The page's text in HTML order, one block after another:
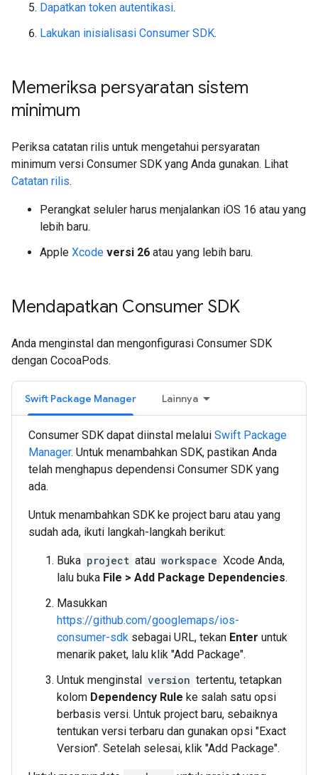
Dapatkan token autentikasi.
Lakukan inisialisasi Consumer SDK.
Memeriksa persyaratan sistem
minimum
Periksa catatan rilis untuk mengetahui persyaratan
minimum versi Consumer SDK yang Anda gunakan. Lihat
Catatan rilis.
Perangkat seluler harus menjalankan iOS 16 atau yang
lebih baru.
Apple Xcode versi 26 atau yang lebih baru.
Mendapatkan Consumer SDK
Anda menginstal dan mengonfigurasi Consumer SDK
dengan CocoaPods.
Swift Package Manager Lainnya
Consumer SDK dapat diinstal melalui Swift Package
Manager. Untuk menambahkan SDK, pastikan Anda
telah menghapus dependensi Consumer SDK yang
ada.
Untuk menambahkan SDK ke project baru atau yang
sudah ada, ikuti langkah-langkah berikut:
Buka project atau workspace Xcode Anda,
lalu buka File > Add Package Dependencies.
Masukkan
https://github.com/googlemaps/ios-
consumer-sdk sebagai URL, tekan Enter untuk
menarik paket, lalu klik "Add Package".
Untuk menginstal version tertentu, tetapkan
kolom Dependency Rule ke salah satu opsi
berbasis versi. Untuk project baru, sebaiknya
tentukan versi terbaru dan gunakan opsi "Exact
Version". Setelah selesai, klik "Add Package".